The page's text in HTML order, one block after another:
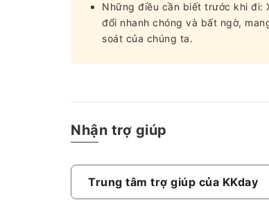
Những điều cần biết trước khi đi:
đổi nhanh chóng và bất ngờ,
soát của chúng ta.
Nhận trợ giúp
Trung tâm trợ giúp của KKday